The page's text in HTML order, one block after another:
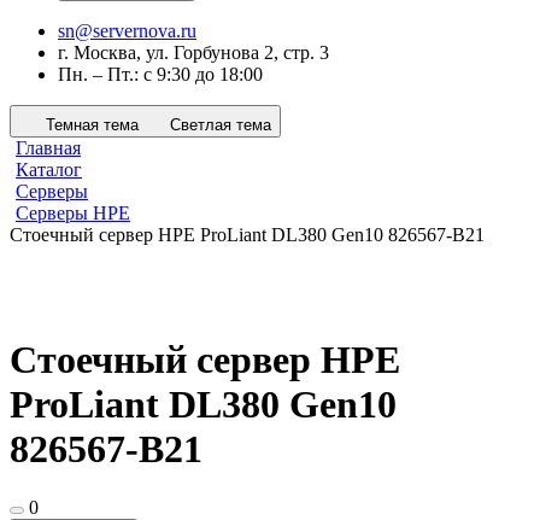
sn@servernova.ru
г. Москва, ул. Горбунова 2, стр. 3
Пн. – Пт.: с 9:30 до 18:00
Темная тема Светлая тема
Главная
Каталог
Серверы
Серверы HPE
Стоечный сервер HPE ProLiant DL380 Gen10 826567-B21
Стоечный сервер HPE
ProLiant DL380 Gen10
826567-B21
0